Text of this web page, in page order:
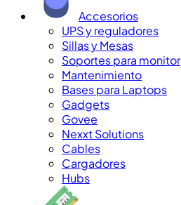
Accesorios
UPS y reguladores
Sillas y Mesas
Soportes para monitor
Mantenimiento
Bases para Laptops
Gadgets
Govee
Nexxt Solutions
Cables
Cargadores
Hubs